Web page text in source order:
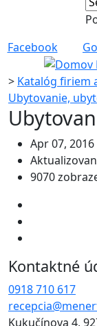
Facebook
> Katalóg firiem
Ubytovanie,
Apr 07, 2016
9070
Kontaktné
0918 710 617
Kukučínova 4,